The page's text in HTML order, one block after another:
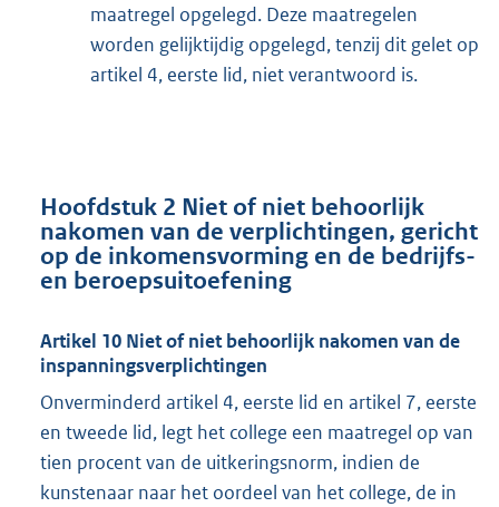
maatregel opgelegd. Deze maatregelen
worden gelijktijdig opgelegd, tenzij dit gelet op
artikel 4, eerste lid, niet verantwoord is.
Hoofdstuk 2 Niet of niet behoorlijk
nakomen van de verplichtingen, gericht
op de inkomensvorming en de bedrijfs-
en beroepsuitoefening
Artikel 10 Niet of niet behoorlijk nakomen van de
inspanningsverplichtingen
Onverminderd artikel 4, eerste lid en artikel 7, eerste
en tweede lid, legt het college een maatregel op van
tien procent van de uitkeringsnorm, indien de
kunstenaar naar het oordeel van het college, de in